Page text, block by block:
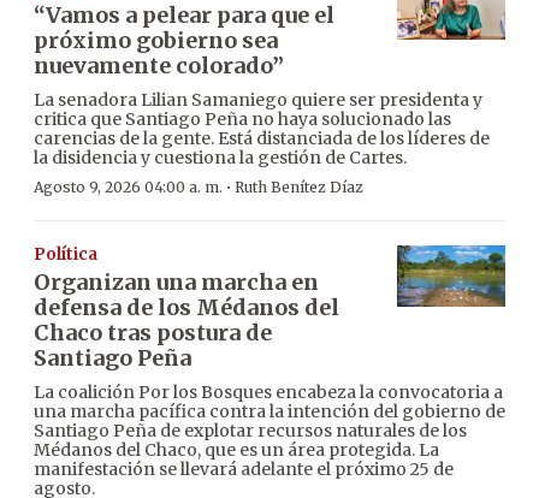
“Vamos a pelear para que el
próximo gobierno sea
nuevamente colorado”
La senadora Lilian Samaniego quiere ser presidenta y
critica que Santiago Peña no haya solucionado las
carencias de la gente. Está distanciada de los líderes de
la disidencia y cuestiona la gestión de Cartes.
Agosto 9, 2026 04:00 a. m. · Ruth Benítez Díaz
Política
Organizan una marcha en
defensa de los Médanos del
Chaco tras postura de
Santiago Peña
La coalición Por los Bosques encabeza la convocatoria a
una marcha pacífica contra la intención del gobierno de
Santiago Peña de explotar recursos naturales de los
Médanos del Chaco, que es un área protegida. La
manifestación se llevará adelante el próximo 25 de
agosto.